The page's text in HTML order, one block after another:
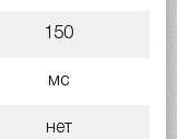
150
мс
нет